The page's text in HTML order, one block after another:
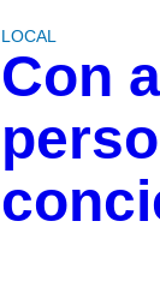
LOCAL
Con